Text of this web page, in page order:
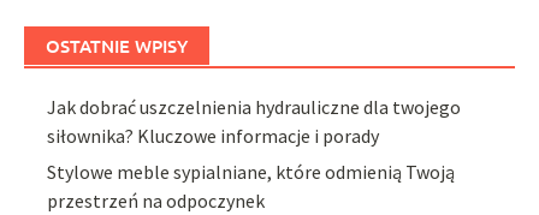
OSTATNIE WPISY
Jak dobrać uszczelnienia hydrauliczne dla twojego
siłownika? Kluczowe informacje i porady
Stylowe meble sypialniane, które odmienią Twoją
przestrzeń na odpoczynek